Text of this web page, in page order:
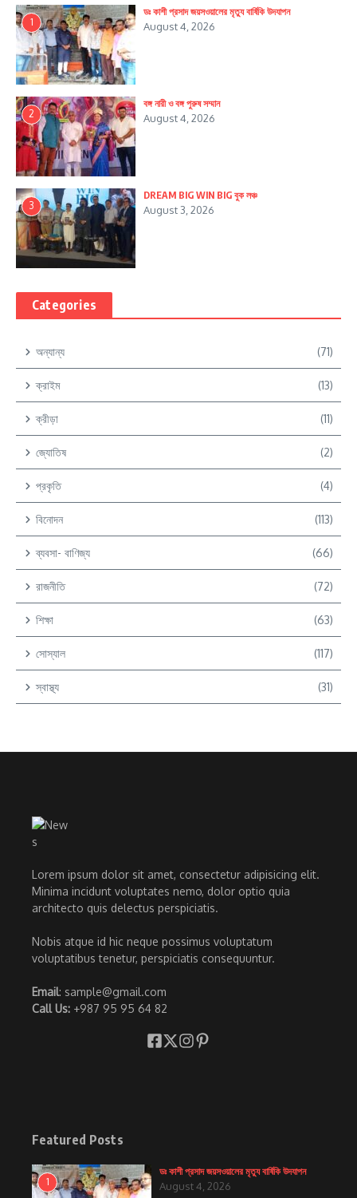
1
ডঃ কাশী প্রসাদ জয়সওয়ালের মৃত্যু বার্ষিকি উদযাপন
August 4, 2026
2
বঙ্গ নারী ও বঙ্গ পুরুষ সম্মান
August 4, 2026
3
DREAM BIG WIN BIG বুক লঞ্চ
August 3, 2026
Categories
অন্যান্য (71)
ক্রাইম (13)
ক্রীড়া (11)
জ্যোতিষ (2)
প্রকৃতি (4)
বিনোদন (113)
ব্যবসা- বাণিজ্য (66)
রাজনীতি (72)
শিক্ষা (63)
সোস্যাল (117)
স্বাস্থ্য (31)
Lorem ipsum dolor sit amet, consectetur adipisicing elit.
Minima incidunt voluptates nemo, dolor optio quia
architecto quis delectus perspiciatis.
Nobis atque id hic neque possimus voluptatum
voluptatibus tenetur, perspiciatis consequuntur.
Email: sample@gmail.com
Call Us: +987 95 95 64 82
Featured Posts
1
ডঃ কাশী প্রসাদ জয়সওয়ালের মৃত্যু বার্ষিকি উদযাপন
August 4, 2026